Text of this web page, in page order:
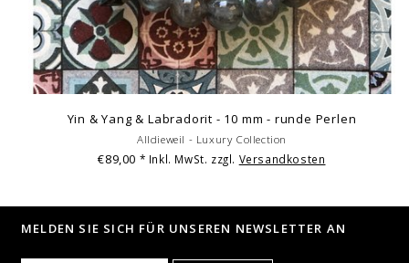
Yin & Yang & Labradorit - 10 mm - runde Perlen
Alldieweil - Luxury Collection
€89,00 * Inkl. MwSt. zzgl. Versandkosten
MELDEN SIE SICH FÜR UNSEREN NEWSLETTER AN